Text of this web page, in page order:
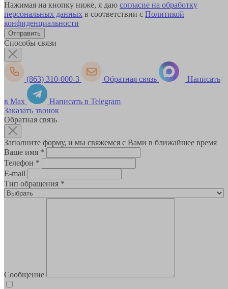
Нажимая на кнопку ниже, я даю согласие на обработку
персональных данных в соответствии с Политикой
конфиденциальности
Способы связи
(863) 310-000-3 Обратная связь Написать
в Max
Написать в Telegram
Заказать звонок
Обратная связь
Заполните форму, и мы свяжемся с Вами в ближайшее время
Ваше имя *
Телефон *
E-mail
Тип обращения *
Сообщение